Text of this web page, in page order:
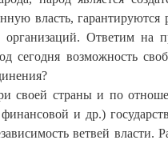
власть, гарантируются
Ответим на
сегодня возможность
своей страны и по
и др.)
ветвей власти.